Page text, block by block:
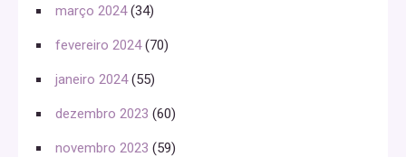
março 2024(34)
fevereiro 2024(70)
janeiro 2024(55)
dezembro 2023 (60)
novembro 2023 (59)